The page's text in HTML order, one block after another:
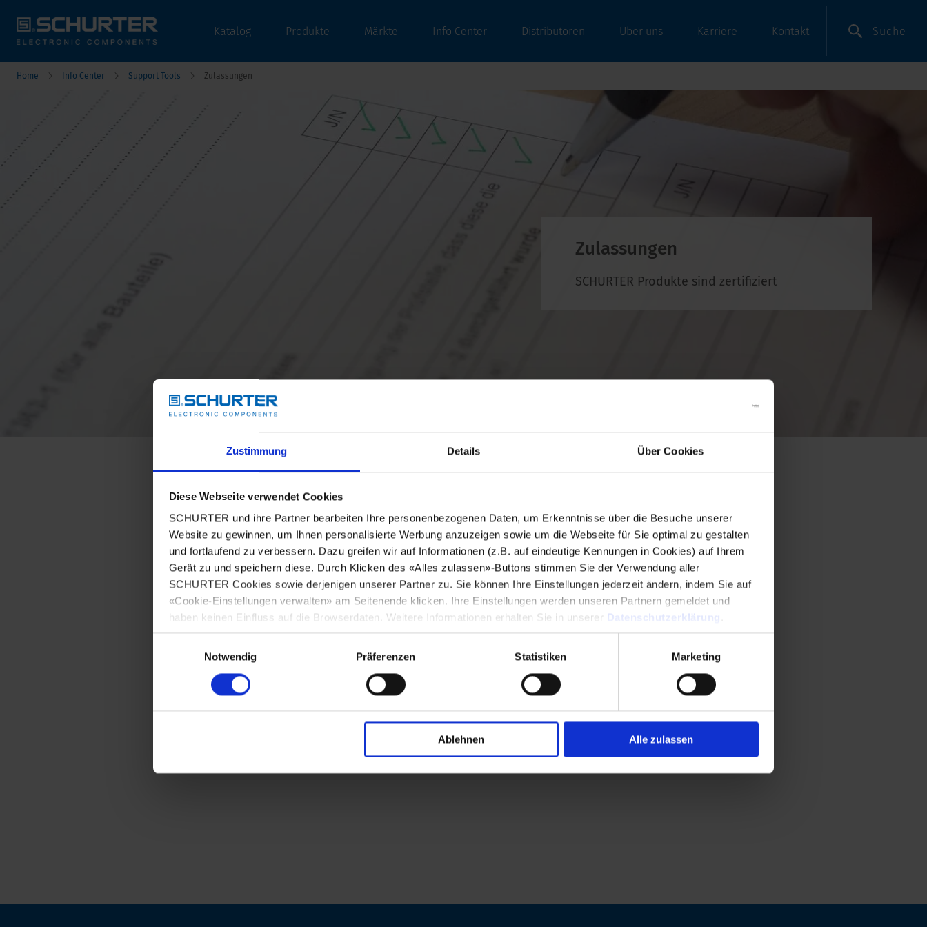
Zustimmung Details Über Cookies
Diese Webseite verwendet Cookies
SCHURTER und ihre Partner bearbeiten Ihre personenbezogenen Daten, um Erkenntnisse über die Besuche unserer
Website zu gewinnen, um Ihnen personalisierte Werbung anzuzeigen sowie um die Webseite für Sie optimal zu gestalten
und fortlaufend zu verbessern. Dazu greifen wir auf Informationen (z.B. auf eindeutige Kennungen in Cookies) auf Ihrem
Gerät zu und speichern diese. Durch Klicken des «Alles zulassen»-Buttons stimmen Sie der Verwendung aller
SCHURTER Cookies sowie derjenigen unserer Partner zu. Sie können Ihre Einstellungen jederzeit ändern, indem Sie auf
«Cookie-Einstellungen verwalten» am Seitenende klicken. Ihre Einstellungen werden unseren Partnern gemeldet und
haben keinen Einfluss auf die Browserdaten. Weitere Informationen erhalten Sie in unserer
Datenschutzerklärung
Notwendig
Präferenzen Statistiken Marketing
Ablehnen Alle zulassen
Katalog Produkte Märkte Info Center Distributoren Über uns Karriere Kontakt Suche
Home Info Center Support Tools Zulassungen
Zulassungen
SCHURTER Produkte sind zertifiziert